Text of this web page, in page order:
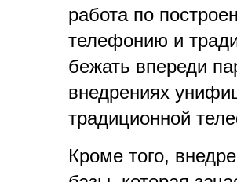
работа по
телефонию и
бежать впереди
внедрениях
традиционной
Кроме того,